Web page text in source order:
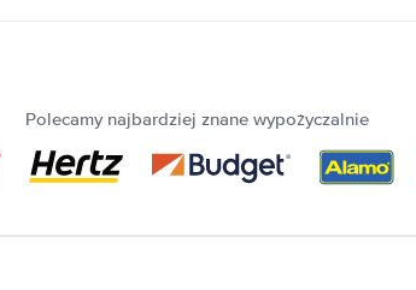
Polecamy najbardziej znane wypożyczalnie